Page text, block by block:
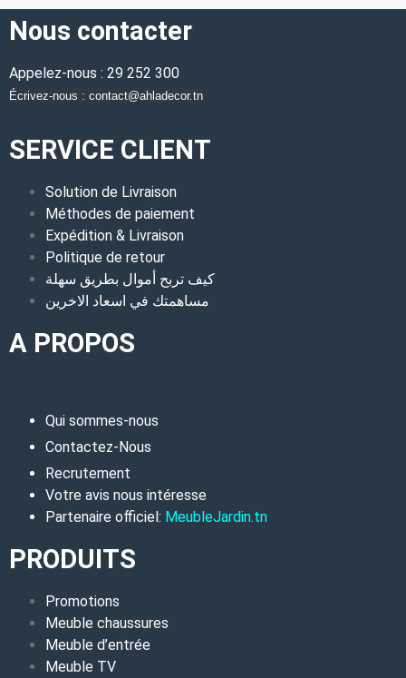
Nous contacter
Appelez-nous : 29 252 300
Écrivez-nous : contact@ahladecor.tn
SERVICE CLIENT
Solution de Livraison
Méthodes de paiement
Expédition & Livraison
Politique de retour
كيف تربح أموال بطريق سهلة
مساهمتك في اسعاد الاخرين
A PROPOS
Qui sommes-nous
Contactez-Nous
Recrutement
Votre avis nous intéresse
Partenaire officiel: MeubleJardin.tn
PRODUITS
Promotions
Meuble chaussures
Meuble d’entrée
Meuble TV